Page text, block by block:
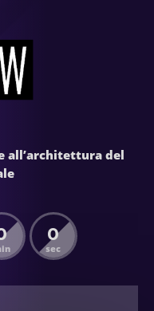
all’architettura del
0
sec